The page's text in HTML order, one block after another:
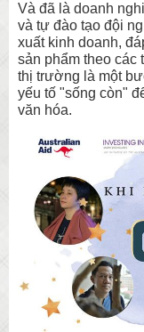
Và đã là doanh
và tự đào tạo đội
xuất kinh doanh,
sản phẩm theo các
thị trường là một
yếu tố "sống còn"
văn hóa.